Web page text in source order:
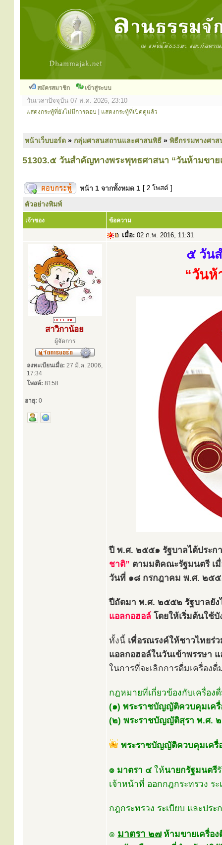
สมัครสมาชิก เข้าสู่ระบบ
วันเวลาปัจจุบัน 07 ส.ค. 2026, 23:10
แสดงกระทู้ที่ยังไม่มีการตอบ แสดงกระทู้ที่เปิดดูแล้ว
หน้าเว็บบอร์ด » กลุ่มศาสนสถานและศาสนพิธี » พิธีกรรมทางศา
51303.๕ วันสำคัญทางพระพุทธศาสนา “วันห้ามขาย
หน้า 1 จากทั้งหมด 1 [ 2 โพสต์ ]
ตัวอย่างพิมพ์
เจ้าของ ข้อความ
เมื่อ: 02 ก.พ. 2016, 11:31
สาวิกาน้อย
ผู้จัดการ
ลงทะเบียนเมื่อ: 27 มี.ค. 2006,
17:34
โพสต์: 8158
อายุ: 0
๕ วัน
“วันห้
ปี พ.ศ. ๒๕๕๑ รัฐบาลได้ประ
ชาติ” ตามมติคณะรัฐมนตรี เ
วันที่ ๑๘ กรกฎาคม พ.ศ. ๒๕๕
ปีถัดมา พ.ศ. ๒๕๕๒ รัฐบาลยั
แอลกอฮอล์ โดยให้เริ่มต้นใช้
ทั้งนี้ เพื่อรณรงค์ให้ชาวไทยร่
แอลกอฮอล์ในวันเข้าพรรษา
ในการที่จะเลิกการดื่มเครื่อง
กฎหมายที่เกี่ยวข้องกับเครื่อง
(๑) พระราชบัญญัติควบคุมเค
(๒) พระราชบัญญัติสุรา พ.ศ.
พระราชบัญญัติควบคุมเค
๏ มาตรา ๔ ให้นายกรัฐมนตรี
เจ้าหน้าที่ ออกกฎกระทรวง ร
กฎกระทรวง ระเบียบ และปร
๏ มาตรา ๒๗ ห้ามขายเครื่อ